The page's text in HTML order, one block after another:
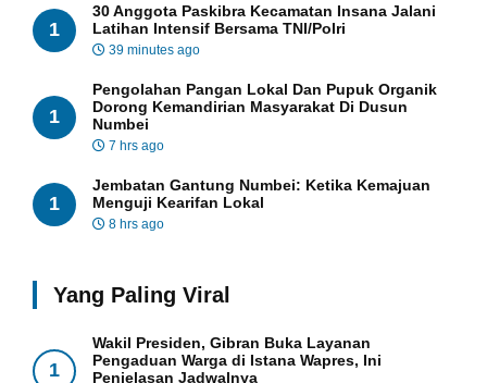
1
30 Anggota Paskibra Kecamatan Insana Jalani
Latihan Intensif Bersama TNI/Polri
39 minutes ago
1
Pengolahan Pangan Lokal Dan Pupuk Organik
Dorong Kemandirian Masyarakat Di Dusun
Numbei
7 hrs ago
1
Jembatan Gantung Numbei: Ketika Kemajuan
Menguji Kearifan Lokal
8 hrs ago
Yang Paling Viral
1
Wakil Presiden, Gibran Buka Layanan
Pengaduan Warga di Istana Wapres, Ini
Penjelasan Jadwalnya